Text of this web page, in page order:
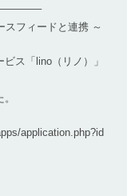
スフィードと連携 ～
ス「lino（リノ）」
application.php?id